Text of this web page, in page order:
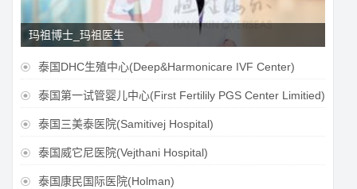
玛祖博士_玛祖医生
 泰国DHC生殖中心(Deep&Harmonicare IVF Center)
 泰国第一试管婴儿中心(First Fertilily PGS Center Limitied)
 泰国三美泰医院(Samitivej Hospital)
 泰国威它尼医院(Vejthani Hospital)
 泰国康民国际医院(Holman)